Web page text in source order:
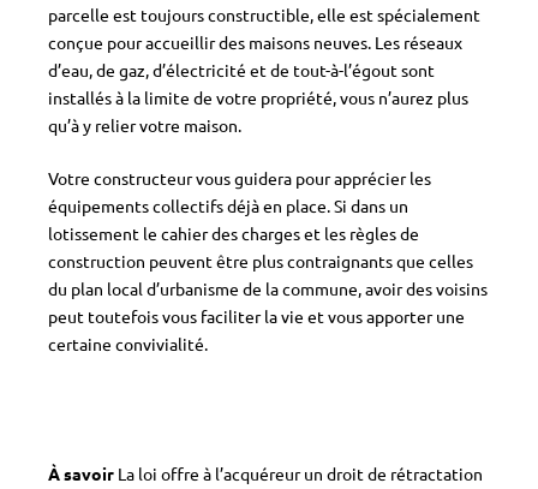
parcelle est toujours constructible, elle est spécialement
conçue pour accueillir des maisons neuves. Les réseaux
d’eau, de gaz, d’électricité et de tout-à-l’égout sont
installés à la limite de votre propriété, vous n’aurez plus
qu’à y relier votre maison.
Votre constructeur vous guidera pour apprécier les
équipements collectifs déjà en place. Si dans un
lotissement le cahier des charges et les règles de
construction peuvent être plus contraignants que celles
du plan local d’urbanisme de la commune, avoir des voisins
peut toutefois vous faciliter la vie et vous apporter une
certaine convivialité.
À savoir La loi offre à l’acquéreur un droit de rétractation